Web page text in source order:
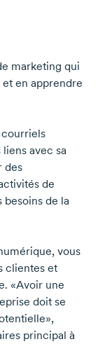
marketing qui
en apprendre
courriels
avec sa
des
de
besoins de la
vous
clientes et
«Avoir une
doit se
principal à